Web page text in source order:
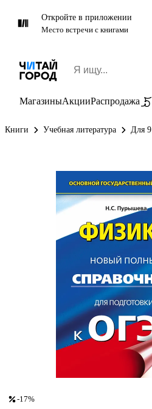
Откройте в приложении
Место встречи с книгами
МагазиныАкцииРаспродажа
Книги Учебная литература Для 9
-17%